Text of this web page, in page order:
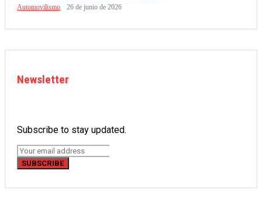
Automovilismo 26 de junio de 2026
Newsletter
Subscribe to stay updated.
SUBSCRIBE